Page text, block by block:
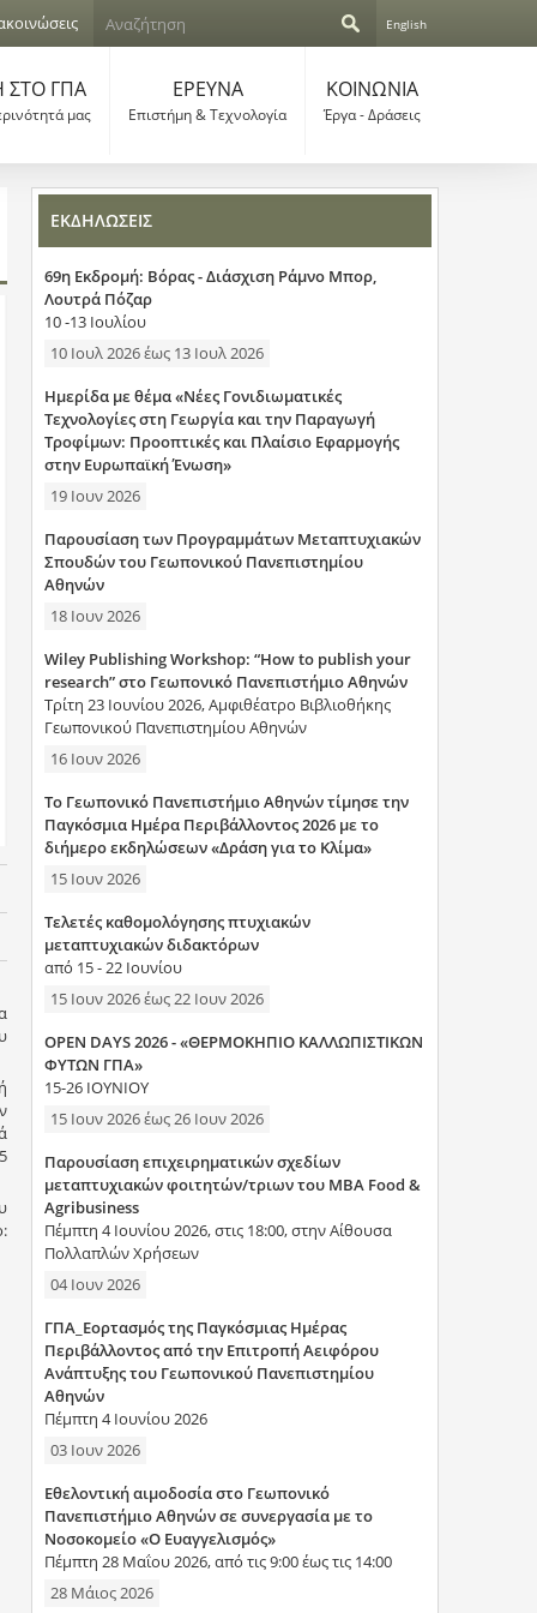
Φ
μ
α
α
ν
ζ
ή
η
σ
η
ς
ζ
ή
τ
σ
η
English
ΣΤΟ ΓΠΑ
μας
ΕΡΕΥΝΑ
Επιστήμη & Τεχνολογία
ΚΟΙΝΩΝΙΑ
Έργα - Δράσεις
ΕΚΔΗΛΩΣΕΙΣ
69η Εκδρομή: Βόρας - Διάσχιση Ράμνο Μπορ,
Λουτρά Πόζαρ
10 -13 Ιουλίου
10 Ιουλ 2026έως 13 Ιουλ 2026
Ημερίδα με θέμα «Νέες Γονιδιωματικές
Τεχνολογίες στη Γεωργία και την Παραγωγή
Τροφίμων: Προοπτικές και Πλαίσιο Εφαρμογής
στην Ευρωπαϊκή Ένωση»
19 Ιουν 2026
Παρουσίαση των Προγραμμάτων Μεταπτυχιακών
Σπουδών του Γεωπονικού Πανεπιστημίου
Αθηνών
18 Ιουν 2026
Wiley Publishing Workshop: “How to publish your
research” στο Γεωπονικό Πανεπιστήμιο Αθηνών
Τρίτη 23 Ιουνίου 2026, Αμφιθέατρο Βιβλιοθήκης
Γεωπονικού Πανεπιστημίου Αθηνών
16 Ιουν 2026
Το Γεωπονικό Πανεπιστήμιο Αθηνών τίμησε την
Παγκόσμια Ημέρα Περιβάλλοντος 2026 με το
διήμερο εκδηλώσεων «Δράση για το Κλίμα»
15 Ιουν 2026
Τελετές καθομολόγησης πτυχιακών
μεταπτυχιακών διδακτόρων
από 15 - 22 Ιουνίου
15 Ιουν 2026έως 22 Ιουν 2026
OPEN DAYS 2026 - «ΘΕΡΜΟΚΗΠΙΟ ΚΑΛΛΩΠΙΣΤΙΚΩΝ
ΦΥΤΩΝ ΓΠΑ»
15-26 ΙΟΥΝΙΟΥ
15 Ιουν 2026έως 26 Ιουν 2026
Παρουσίαση επιχειρηματικών σχεδίων
μεταπτυχιακών φοιτητών/τριων του MBA Food &
Agribusiness
Πέμπτη 4 Ιουνίου 2026, στις 18:00, στην Αίθουσα
Πολλαπλών Χρήσεων
04 Ιουν 2026
ΓΠΑ_Εορτασμός της Παγκόσμιας Ημέρας
Περιβάλλοντος από την Επιτροπή Αειφόρου
Ανάπτυξης του Γεωπονικού Πανεπιστημίου
Αθηνών
Πέμπτη 4 Ιουνίου 2026
03 Ιουν 2026
Εθελοντική αιμοδοσία στο Γεωπονικό
Πανεπιστήμιο Αθηνών σε συνεργασία με το
Νοσοκομείο «Ο Ευαγγελισμός»
Πέμπτη 28 Μαΐου 2026, από τις 9:00 έως τις 14:00
28 Μάιος 2026